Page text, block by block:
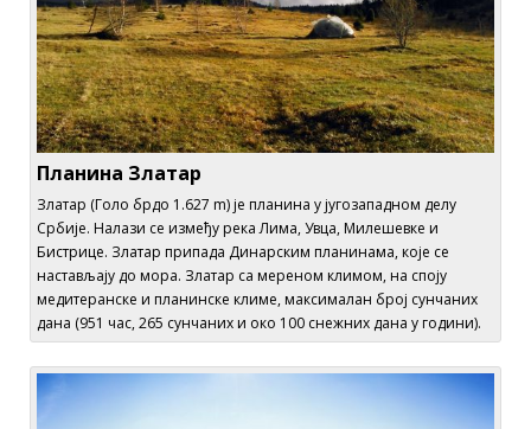
Планина Златар
Златар (Голо брдо 1.627 m) је планина у југозападном делу
Србије. Налази се између река Лима, Увца, Милешевке и
Бистрице. Златар припада Динарским планинама, које се
настављају до мора. Златар са мереном климом, на споју
медитеранске и планинске климе, максималан број сунчаних
дана (951 час, 265 сунчаних и око 100 снежних дана у години).